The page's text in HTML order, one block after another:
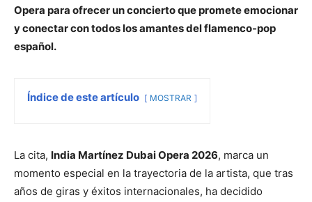
Opera para ofrecer un concierto que promete emocionar
y conectar con todos los amantes del flamenco-pop
español.
Índice de este artículo MOSTRAR
La cita, India Martínez Dubai Opera 2026, marca un
momento especial en la trayectoria de la artista, que tras
años de giras y éxitos internacionales, ha decidido